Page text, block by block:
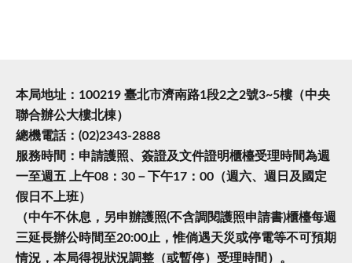
本局地址：100219 臺北市濟南路1段2之2號3~5樓（中央
聯合辦公大樓北棟）
總機電話：(02)2343-2888
服務時間：申請護照、簽證及文件證明櫃檯受理時間為週
一至週五 上午08：30－下午17：00（週六、週日及國定
假日不上班）
（中午不休息，另申辦護照(不含調閱護照申請書)櫃檯每週
三延長辦公時間至20:00止，惟倘遇天災或停電等不可預期
情況，本局得視狀況調整（或暫停）受理時間）。